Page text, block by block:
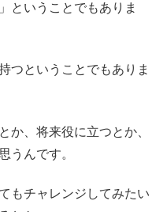
ということでもありま
つということでもありま
か、将来役に立つとか、
うんです。
もチャレンジしてみたい